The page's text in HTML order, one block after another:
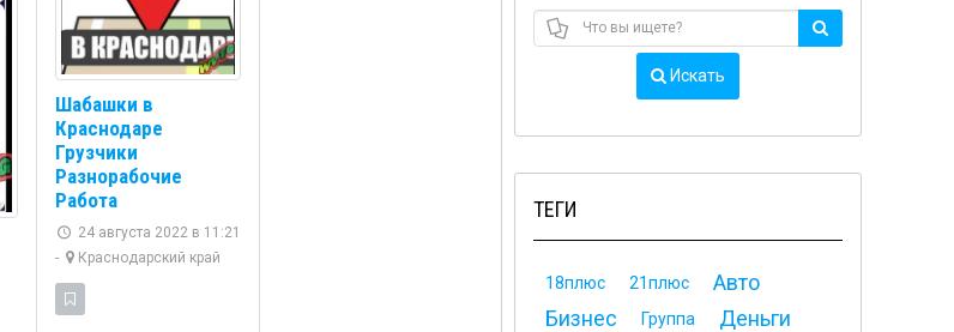
Шабашки в
Краснодаре
Грузчики
Разнорабочие
Работа
24 августа 2022 в 11:21
-
Краснодарский край
Искать
ТЕГИ
18плюс 21плюс
Авто
Бизнес
Группа
Деньги